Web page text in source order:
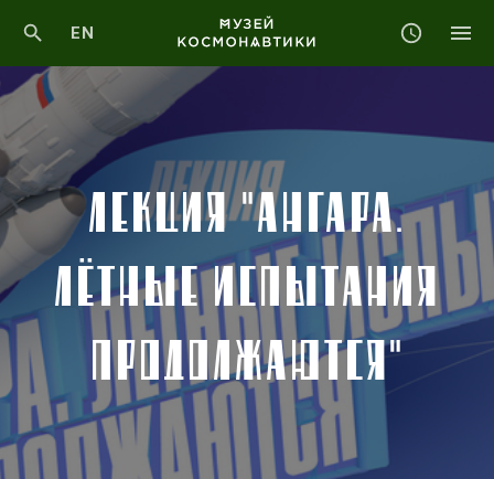
EN
ЛЕКЦИЯ "АНГАРА.
ЛЁТНЫЕ ИСПЫТАНИЯ
ПРОДОЛЖАЮТСЯ"